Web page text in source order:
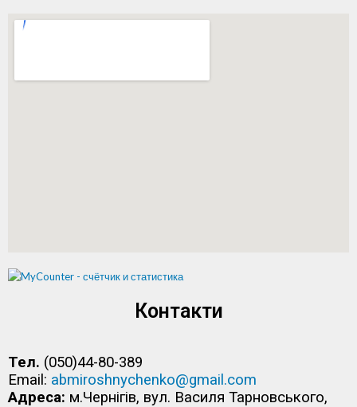
Контакти
Тел. (050)44-80-389
Email: abmiroshnychenko@gmail.com
Адреса: м.Чернігів, вул. Василя Тарновського,